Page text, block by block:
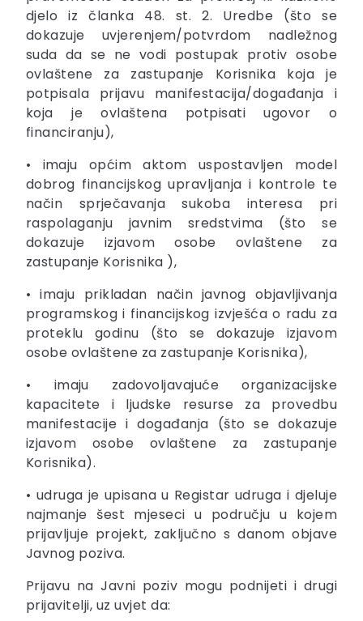
djelo iz članka 48. st. 2. Uredbe (što se
dokazuje uvjerenjem/potvrdom nadležnog
suda da se ne vodi postupak protiv osobe
ovlaštene za zastupanje Korisnika koja je
potpisala prijavu manifestacija/događanja i
koja je ovlaštena potpisati ugovor o
financiranju),
• imaju općim aktom uspostavljen model
dobrog financijskog upravljanja i kontrole te
način sprječavanja sukoba interesa pri
raspolaganju javnim sredstvima (što se
dokazuje izjavom osobe ovlaštene za
zastupanje Korisnika ),
• imaju prikladan način javnog objavljivanja
programskog i financijskog izvješća o radu za
proteklu godinu (što se dokazuje izjavom
osobe ovlaštene za zastupanje Korisnika),
• imaju zadovoljavajuće organizacijske
kapacitete i ljudske resurse za provedbu
manifestacije i događanja (što se dokazuje
izjavom osobe ovlaštene za zastupanje
Korisnika).
• udruga je upisana u Registar udruga i djeluje
najmanje šest mjeseci u području u kojem
prijavljuje projekt, zaključno s danom objave
Javnog poziva.
Prijavu na Javni poziv mogu podnijeti i drugi
prijavitelji, uz uvjet da: